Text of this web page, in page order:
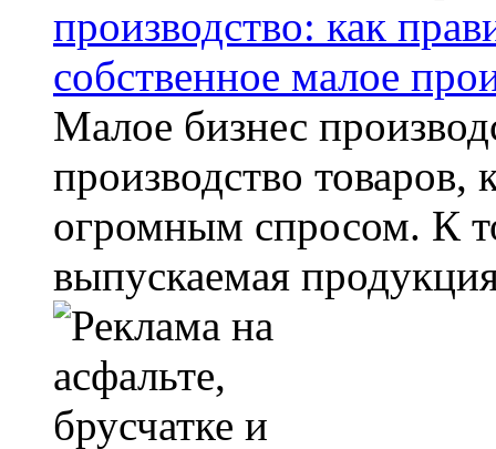
производство: как
собственное малое
Малое бизнес
производство товаров,
огромным спросом. К
выпускаемая